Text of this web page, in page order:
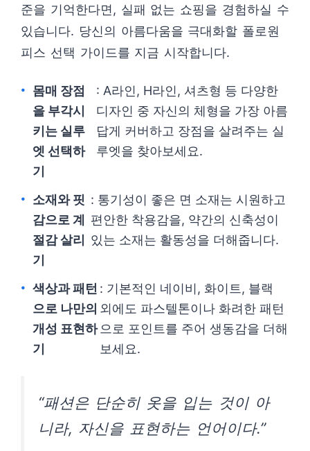
준을 기억한다면, 실패 없는 쇼핑을 경험하실 수
있습니다. 당신의 아름다움을 극대화할 폴로원
피스 선택 가이드를 지금 시작합니다.
몸매 장점
을 부각시
키는 실루
엣 선택하
기
: A라인, H라인, 셔츠형 등 다양한
디자인 중 자신의 체형을 가장 아름
답게 커버하고 장점을 살려주는 실
루엣을 찾아보세요.
소재와 핏
감으로 계
절감 살리
기
: 통기성이 좋은 면 소재는 시원하고
편안한 착용감을, 약간의 신축성이
있는 소재는 활동성을 더해줍니다.
색상과 패턴
으로 나만의
개성 표현하
기
: 기본적인 네이비, 화이트, 블랙
외에도 파스텔톤이나 화려한 패턴
으로 포인트를 주어 생동감을 더해
보세요.
“패션은 단순히 옷을 입는 것이 아
니라, 자신을 표현하는 언어이다.”